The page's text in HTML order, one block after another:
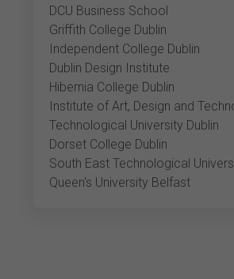
DCU Business School
Griffith College Dublin
Independent College Dublin
Dublin Design Institute
Hibernia College Dublin
Institute of Art, Design and
Technological University Dublin
Dorset College Dublin
South East Technological
Queen's University Belfast